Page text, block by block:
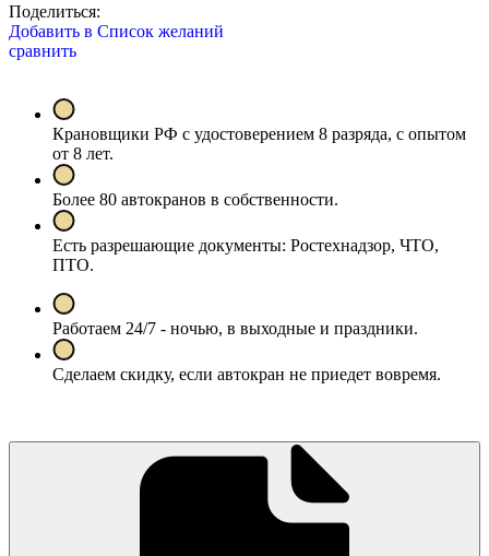
Поделиться:
Добавить в Список желаний
сравнить
Крановщики РФ с удостоверением 8 разряда, с опытом
от 8 лет.
Более 80 автокранов в собственности.
Есть разрешающие документы: Ростехнадзор, ЧТО,
ПТО.
Работаем 24/7 - ночью, в выходные и праздники.
Сделаем скидку, если автокран не приедет вовремя.